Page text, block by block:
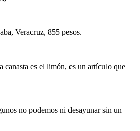
Veracruz, 855 pesos.
canasta es el limón, es un artículo que
no podemos ni desayunar sin un